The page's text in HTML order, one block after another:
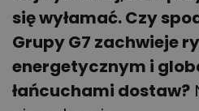
się wyłamać. Czy
Grupy G7 zachwieje
energetycznym i
łańcuchami dostaw?